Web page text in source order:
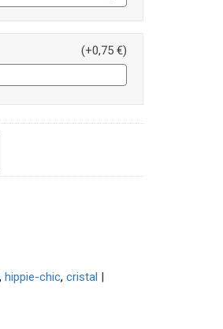
(+0,75 €)
hippie-chic cristal |